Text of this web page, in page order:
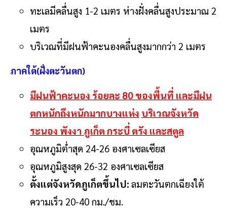
ทะเลมีคลื่นสูง 1-2 เมตร ห่างฝั่งคลื่นสูงประมาณ 2
เมตร
บริเวณที่มีฝนฟ้าคะนองคลื่นสูงมากกว่า 2 เมตร
ภาคใต้(ฝั่งตะวันตก)
มีฝนฟ้าคะนอง ร้อยละ 80 ของพื้นที่ และมีฝน
ตกหนักถึงหนักมากบางแห่ง บริเวณจังหวัด
ระนอง พังงา ภูเก็ต กระบี่ ตรัง และสตูล
อุณหภูมิต่ำสุด 24-26 องศาเซลเซียส
อุณหภูมิสูงสุด 26-32 องศาเซลเซียส
ตั้งแต่จังหวัดภูเก็ตขึ้นไป: ลมตะวันตกเฉียงใต้
ความเร็ว 20-40 กม./ชม.